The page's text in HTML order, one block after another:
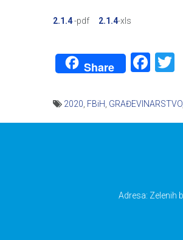
2.1.4-pdf 2.1.4-xls
Share
2020 FBiH GRAĐEVINARSTVO
Adresa: Zelenih